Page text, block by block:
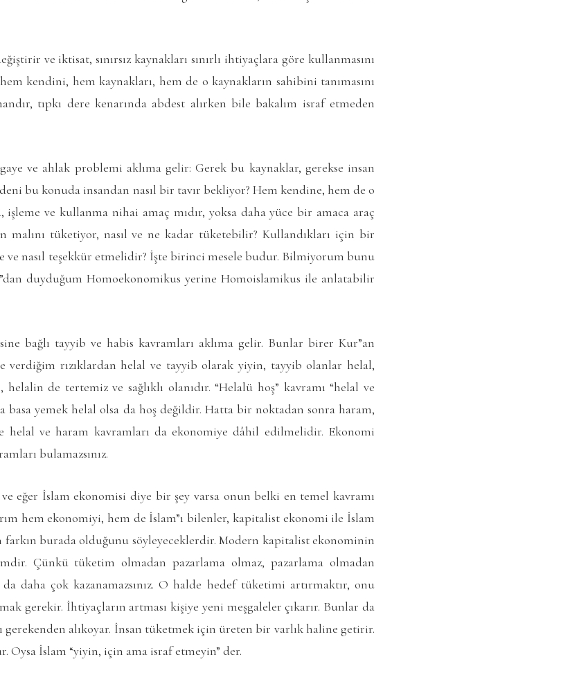
ve iktisat, sınırsız kaynakları sınırlı ihtiyaçlara göre kullanmasını
kendini, hem kaynakları, hem de o kaynakların sahibini tanımasını
tıpkı dere kenarında abdest alırken bile bakalım israf etmeden
ve ahlak problemi aklıma gelir: Gerek bu kaynaklar, gerekse insan
bu konuda insandan nasıl bir tavır bekliyor? Hem kendine, hem de o
işleme ve kullanma nihai amaç mıdır, yoksa daha yüce bir amaca araç
malını tüketiyor, nasıl ve ne kadar tüketebilir? Kullandıkları için bir
ve nasıl teşekkür etmelidir? İşte birinci mesele budur. Bilmiyorum bunu
duyduğum Homoekonomikus yerine Homoislamikus ile anlatabilir
bağlı tayyib ve habis kavramları aklıma gelir. Bunlar birer Kur”an
verdiğim rızıklardan helal ve tayyib olarak yiyin, tayyib olanlar helal,
de tertemiz ve sağlıklı olanıdır. “Helalü hoş” kavramı “helal ve
basa yemek helal olsa da hoş değildir. Hatta bir noktadan sonra haram,
ve haram kavramları da ekonomiye dâhil edilmelidir. Ekonomi
bulamazsınız.
eğer İslam ekonomisi diye bir şey varsa onun belki en temel kavramı
hem ekonomiyi, hem de İslam”ı bilenler, kapitalist ekonomi ile İslam
farkın burada olduğunu söyleyeceklerdir. Modern kapitalist ekonominin
Çünkü tüketim olmadan pazarlama olmaz, pazarlama olmadan
daha çok kazanamazsınız. O halde hedef tüketimi artırmaktır, onu
gerekir. İhtiyaçların artması kişiye yeni meşgaleler çıkarır. Bunlar da
gerekenden alıkoyar. İnsan tüketmek için üreten bir varlık haline getirir.
Oysa İslam “yiyin, için ama israf etmeyin” der.